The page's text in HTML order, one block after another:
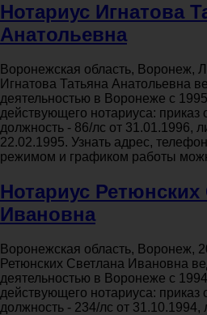
Нотариус Игнатова
Анатольевна
Воронежская область, Воронеж,
Игнатова Татьяна Анатольевна
деятельностью в Воронеже с
действующего нотариуса: приказ
должность - 86/лс от 31.01.1996,
22.02.1995. Узнать адрес,
режимом и графиком работы
Нотариус Ретюнских
Ивановна
Воронежская область, Воронеж,
Ретюнских Светлана Ивановна
деятельностью в Воронеже с
действующего нотариуса: приказ
должность - 234/лс от 31.10.1994,